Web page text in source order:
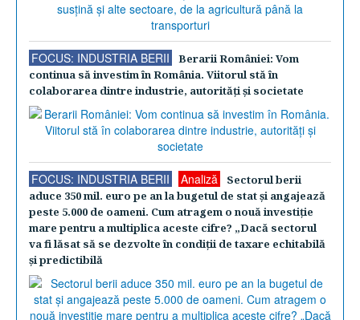
FOCUS: INDUSTRIA BERII
Berarii României: Vom
continua să investim în România. Viitorul stă în
colaborarea dintre industrie, autorităţi şi societate
FOCUS: INDUSTRIA BERII Analiză
Sectorul berii
aduce 350 mil. euro pe an la bugetul de stat şi angajează
peste 5.000 de oameni. Cum atragem o nouă investiţie
mare pentru a multiplica aceste cifre? „Dacă sectorul
va fi lăsat să se dezvolte în condiţii de taxare echitabilă
şi predictibilă